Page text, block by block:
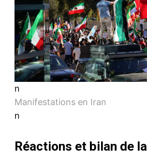
n
Manifestations en Iran
n
Réactions et bilan de la